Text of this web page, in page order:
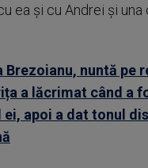
ea și cu Andrei și
Brezoianu, nuntă pe
a lăcrimat când a
apoi a dat tonul